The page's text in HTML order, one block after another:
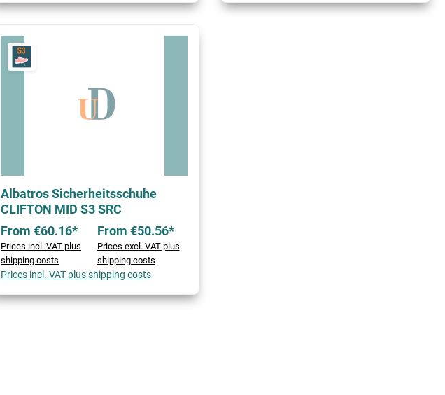
Albatros Sicherheitsschuhe
CLIFTON MID S3 SRC
From €60.16*
Prices incl. VAT plus
shipping costs
From €50.56*
Prices excl. VAT plus
shipping costs
Prices incl. VAT plus shipping costs